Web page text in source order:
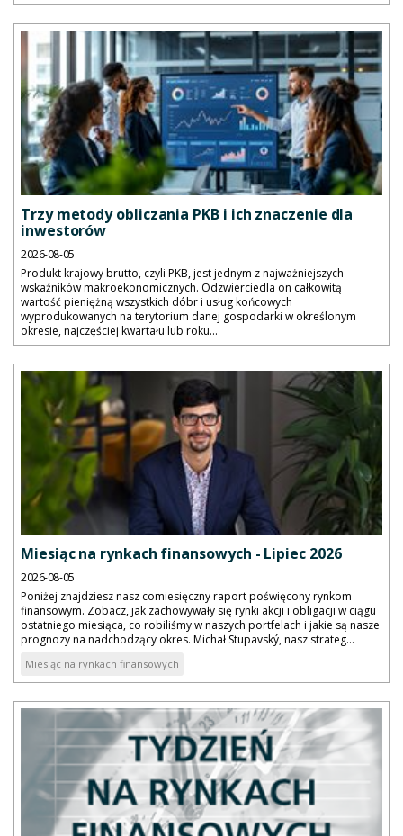
Trzy metody obliczania PKB i ich znaczenie dla
inwestorów
2026-08-05
Produkt krajowy brutto, czyli PKB, jest jednym z najważniejszych
wskaźników makroekonomicznych. Odzwierciedla on całkowitą
wartość pieniężną wszystkich dóbr i usług końcowych
wyprodukowanych na terytorium danej gospodarki w określonym
okresie, najczęściej kwartału lub roku...
Miesiąc na rynkach finansowych - Lipiec 2026
2026-08-05
Poniżej znajdziesz nasz comiesięczny raport poświęcony rynkom
finansowym. Zobacz, jak zachowywały się rynki akcji i obligacji w ciągu
ostatniego miesiąca, co robiliśmy w naszych portfelach i jakie są nasze
prognozy na nadchodzący okres. Michał Stupavský, nasz strateg...
Miesiąc na rynkach finansowych